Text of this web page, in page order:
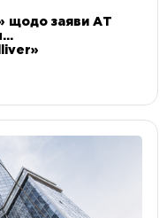
щодо заяви АТ